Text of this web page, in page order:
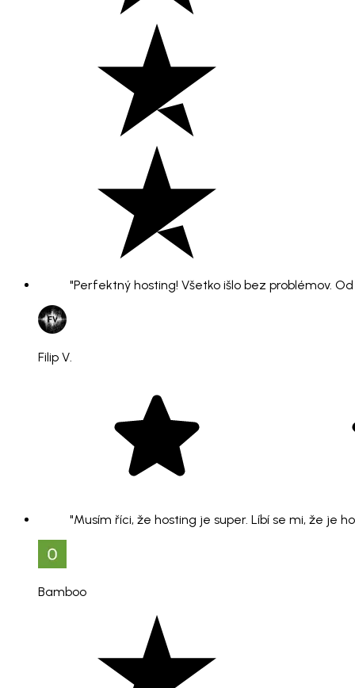
"Perfektný hosting! Všetko išlo bez problémov.
Filip V.
"Musím říci, že hosting je super. Líbí se mi, že je
Bamboo